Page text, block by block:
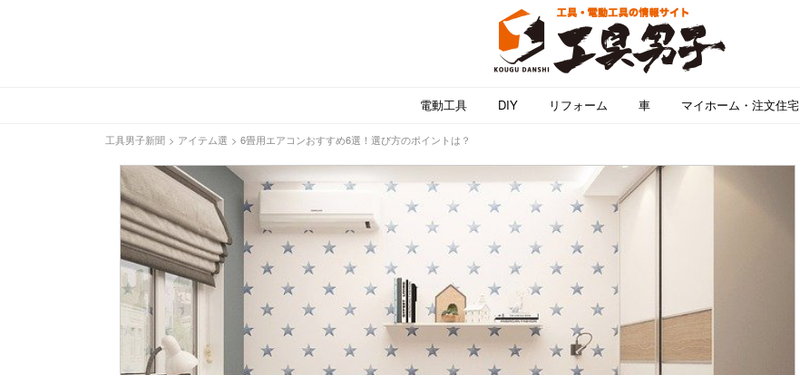
電動工具 DIY リフォーム 車 マイホーム・注文住宅
工具男子新聞 > アイテム選 > 6畳用エアコンおすすめ6選！選び方のポイントは？